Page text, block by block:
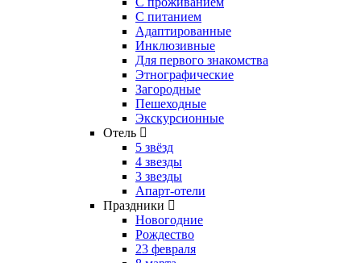
С питанием
Адаптированные
Инклюзивные
Для первого знакомства
Этнографические
Загородные
Пешеходные
Экскурсионные
Отель
5 звёзд
4 звезды
3 звезды
Апарт-отели
Праздники
Новогодние
Рождество
23 февраля